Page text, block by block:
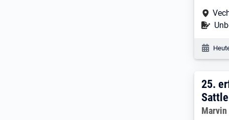
25.
25.